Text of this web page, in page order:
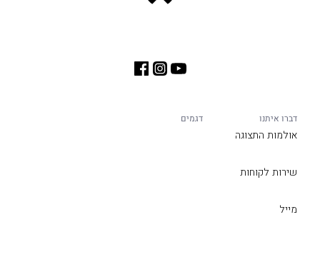
דברו איתנו
אולמות התצוגה
שירות לקוחות
מייל
דגמים